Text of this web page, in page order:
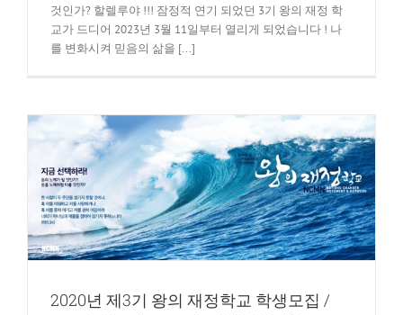
것인가? 할렐루야 !!! 잠정적 연기 되었던 3기 왕의 재정 학
교가 드디어 2023년 3월 11일부터 열리게 되었습니다 ! 나
를 변화시켜 믿음의 삶을 [...]
2020년 제3기 왕의 재정학교 학생모집 /